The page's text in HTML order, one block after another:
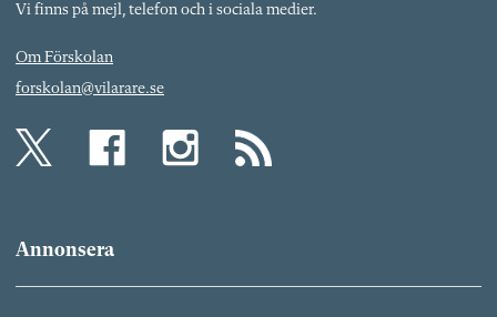
Vi finns på mejl, telefon och i sociala medier.
Om Förskolan
forskolan@vilarare.se
Annonsera